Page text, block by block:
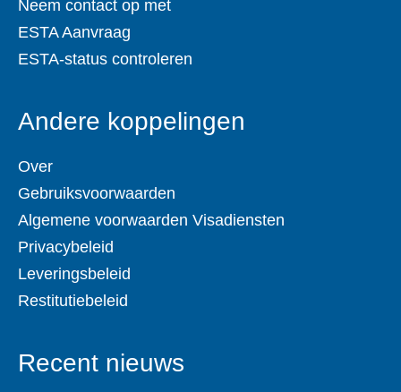
Neem contact op met
ESTA Aanvraag
ESTA-status controleren
Andere koppelingen
Over
Gebruiksvoorwaarden
Algemene voorwaarden Visadiensten
Privacybeleid
Leveringsbeleid
Restitutiebeleid
Recent nieuws